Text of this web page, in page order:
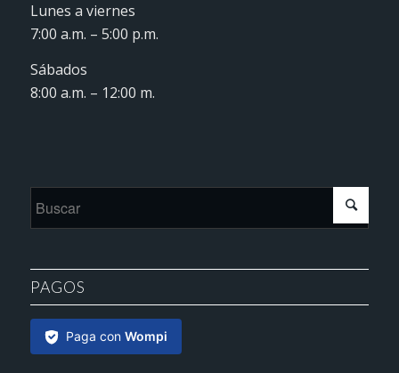
Lunes a viernes
7:00 a.m. – 5:00 p.m.
Sábados
8:00 a.m. – 12:00 m.
PAGOS
Paga con Wompi